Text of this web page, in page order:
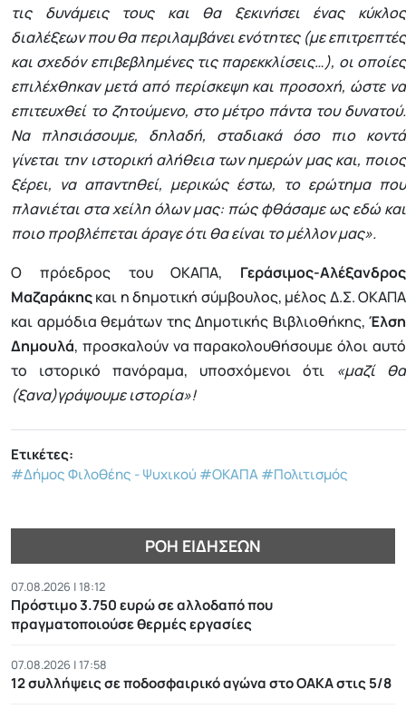
τις δυνάμεις τους και θα ξεκινήσει ένας κύκλος
διαλέξεων που θα περιλαμβάνει ενότητες (με επιτρεπτές
και σχεδόν επιβεβλημένες τις παρεκκλίσεις…), οι οποίες
επιλέχθηκαν μετά από περίσκεψη και προσοχή, ώστε να
επιτευχθεί το ζητούμενο, στο μέτρο πάντα του δυνατού.
Να πλησιάσουμε, δηλαδή, σταδιακά όσο πιο κοντά
γίνεται την ιστορική αλήθεια των ημερών μας και, ποιος
ξέρει, να απαντηθεί, μερικώς έστω, το ερώτημα που
πλανιέται στα χείλη όλων μας: πώς φθάσαμε ως εδώ και
ποιο προβλέπεται άραγε ότι θα είναι το μέλλον μας».
Ο πρόεδρος του ΟΚΑΠΑ, Γεράσιμος-Αλέξανδρος
Μαζαράκηςκαι η δημοτική σύμβουλος, μέλος Δ.Σ. ΟΚΑΠΑ
και αρμόδια θεμάτων της Δημοτικής Βιβλιοθήκης, Έλση
Δημουλά, προσκαλούν να παρακολουθήσουμε όλοι αυτό
το ιστορικό πανόραμα, υποσχόμενοι ότι «μαζί θα
(ξανα)γράψουμε ιστορία»!
Ετικέτες:
#Δήμος Φιλοθέης - Ψυχικού #ΟΚΑΠΑ#Πολιτισμός
ΡΟΉ ΕΙΔΉΣΕΩΝ
07.08.2026 | 18:12
Πρόστιμο 3.750 ευρώ σε αλλοδαπό που
πραγματοποιούσε θερμές εργασίες
07.08.2026 | 17:58
12 συλλήψεις σε ποδοσφαιρικό αγώνα στο ΟΑΚΑ στις 5/8